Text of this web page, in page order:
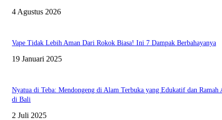
4 Agustus 2026
Vape Tidak Lebih Aman Dari Rokok Biasa! Ini 7 Dampak Berbahayanya
19 Januari 2025
Nyatua di Teba: Mendongeng di Alam Terbuka yang Edukatif dan Ramah
di Bali
2 Juli 2025